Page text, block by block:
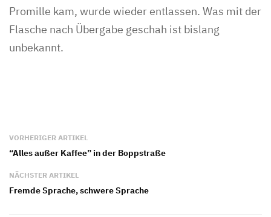
Promille kam, wurde wieder entlassen. Was mit der
Flasche nach Übergabe geschah ist bislang
unbekannt.
VORHERIGER ARTIKEL
“Alles außer Kaffee” in der Boppstraße
NÄCHSTER ARTIKEL
Fremde Sprache, schwere Sprache